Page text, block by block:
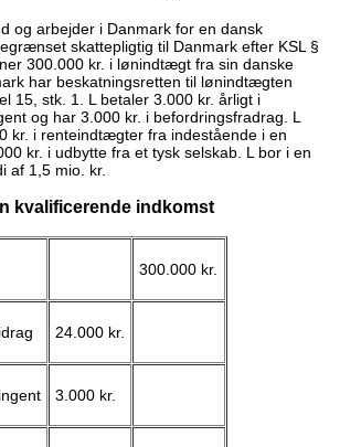
og arbejder i Danmark for en dansk
skattepligtig til Danmark efter KSL §
300.000 kr. i lønindtægt fra sin danske
har beskatningsretten til lønindtægten
15, stk. 1. L betaler 3.000 kr. årligt i
og har 3.000 kr. i befordringsfradrag. L
kr. i renteindtægter fra indestående i en
kr. i udbytte fra et tysk selskab. L bor i en
af 1,5 mio. kr.
kvalificerende indkomst
300.000 kr.
24.000 kr.
3.000 kr.